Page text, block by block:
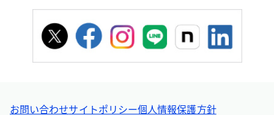
お問い合わせサイトポリシー個人情報保護方針